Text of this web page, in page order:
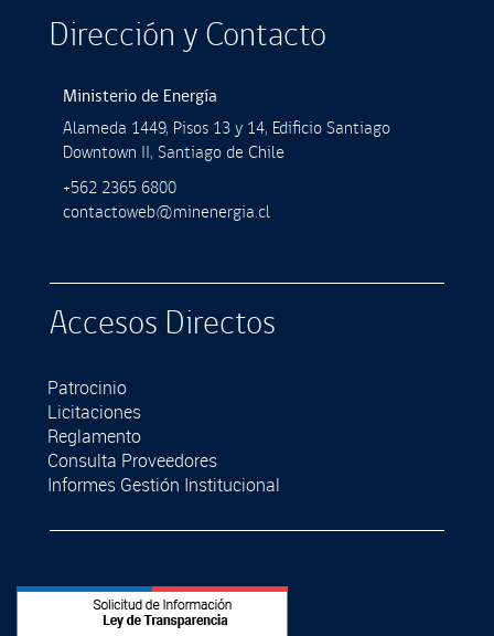
Dirección y Contacto
Ministerio de Energía
Alameda 1449, Pisos 13 y 14, Ediﬁcio Santiago
Downtown II, Santiago de Chile
+562 2365 6800
contactoweb@minenergia.cl
Accesos Directos
Patrocinio
Licitaciones
Reglamento
Consulta Proveedores
Informes Gestión Institucional